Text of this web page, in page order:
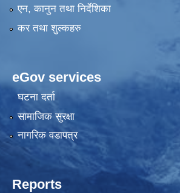
एन, कानुन तथा निर्देशिका
कर तथा शुल्कहरु
eGov services
घटना दर्ता
सामाजिक सुरक्षा
नागरिक वडापत्र
Reports